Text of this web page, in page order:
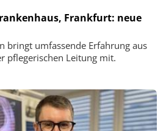
Frankfurt: neue
bringt umfassende Erfahrung aus
pflegerischen Leitung mit.